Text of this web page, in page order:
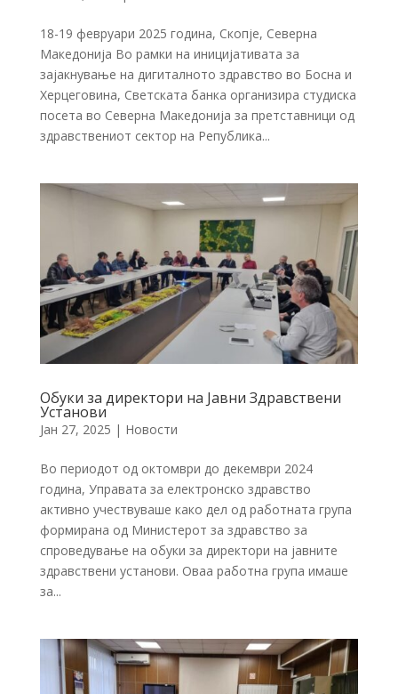
18-19 февруари 2025 година, Скопје, Северна
Македонија Во рамки на иницијативата за
зајакнување на дигиталното здравство во Босна и
Херцеговина, Светската банка организира студиска
посета во Северна Македонија за претставници од
здравствениот сектор на Република...
Обуки за директори на Јавни Здравствени
Установи
Јан 27, 2025 | Новости
Во периодот од октомври до декември 2024
година, Управата за електронско здравство
активно учествуваше како дел од работната група
формирана од Министерот за здравство за
спроведување на обуки за директори на јавните
здравствени установи. Оваа работна група имаше
за...